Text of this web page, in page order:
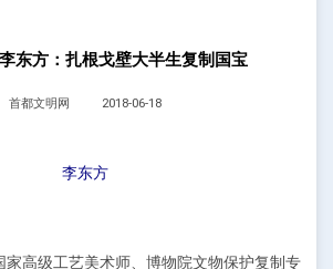
东方：扎根戈壁大半生复制国宝
首都文明网 2018-06-18
李东方
家高级工艺美术师、博物院文物保护复制专